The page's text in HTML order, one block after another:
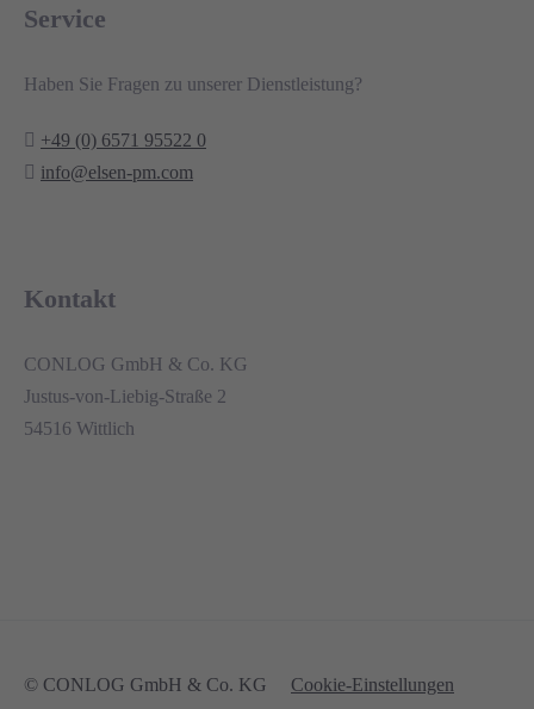
Service
Haben Sie Fragen zu unserer Dienstleistung?
+49 (0) 6571 95522 0
info@elsen-pm.com
Kontakt
CONLOG GmbH & Co. KG
Justus-von-Liebig-Straße 2
54516 Wittlich
© CONLOG GmbH & Co. KG
Cookie-Einstellungen